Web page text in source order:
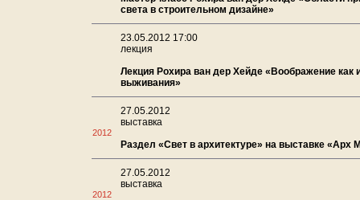
света в строительном дизайне»
23.05.2012 17:00
лекция
Лекция Рохира ван дер Хейде «Воображение как
выживания»
2012
27.05.2012
выставка
Раздел «Свет в архитектуре» на выставке «Арх
2012
27.05.2012
выставка